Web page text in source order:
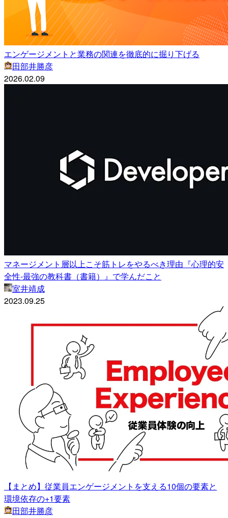
エンゲージメントと業務の関連を徹底的に掘り下げる
田部井勝彦
2026.02.09
マネージメント層以上こそ筋トレをやるべき理由『心理的安
全性-最強の教科書（書籍）』で学んだこと
室井靖成
2023.09.25
【まとめ】従業員エンゲージメントを支える10個の要素と
環境依存の+1要素
田部井勝彦